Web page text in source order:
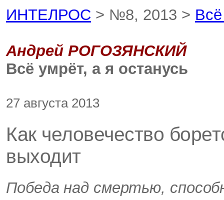
ИНТЕЛРОС > №8, 2013 >
Андрей РОГОЗЯНСКИЙ
Всё умрёт, а я останусь
27 августа 2013
Как человечество
выходит
Победа над смертью,